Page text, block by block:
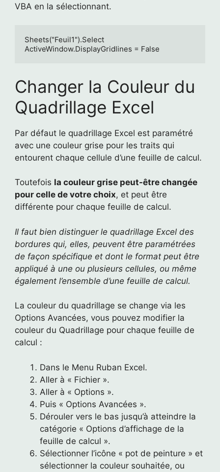
VBA en la sélectionnant.
Sheets("Feuil1").Select
ActiveWindow.DisplayGridlines = False
Changer la Couleur du
Quadrillage Excel
Par défaut le quadrillage Excel est paramétré
avec une couleur grise pour les traits qui
entourent chaque cellule d’une feuille de calcul.
Toutefois la couleur grise peut-être changée
pour celle de votre choix, et peut être
différente pour chaque feuille de calcul.
Il faut bien distinguer le quadrillage Excel des
bordures qui, elles, peuvent être paramétrées
de façon spécifique et dont le format peut être
appliqué à une ou plusieurs cellules, ou même
également l’ensemble d’une feuille de calcul.
La couleur du quadrillage se change via les
Options Avancées, vous pouvez modifier la
couleur du Quadrillage pour chaque feuille de
calcul :
Dans le Menu Ruban Excel.
Aller à « Fichier ».
Aller à « Options ».
Puis « Options Avancées ».
Dérouler vers le bas jusqu’à atteindre la
catégorie « Options d’affichage de la
feuille de calcul ».
Sélectionner l’icône « pot de peinture » et
sélectionner la couleur souhaitée, ou